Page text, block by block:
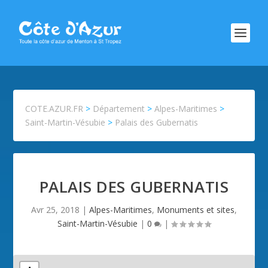
COTE.AZUR.FR > Département >Alpes-Maritimes >
Saint-Martin-Vésubie > Palais des Gubernatis
PALAIS DES GUBERNATIS
Avr 25, 2018 | Alpes-Maritimes, Monuments et sites,
Saint-Martin-Vésubie | 0 |